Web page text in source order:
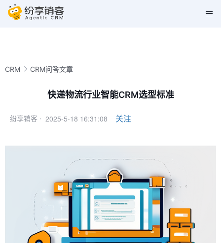
CRM CRM问答文章
快递物流行业智能CRM选型标准
纷享销客 · 2025-5-18 16:31:08 关注